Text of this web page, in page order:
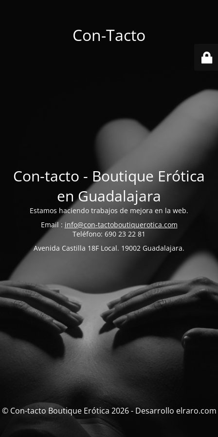
Con-Tacto
Con-tacto - Boutique Erótica
en Guadalajara
Estamos haciendo trabajos de mejora en la web.
Email : info@con-tactoboutiquerotica.com
Teléfono: 690 23 22 81
Avenida Castilla 18F Local. 19002 Guadalajara.
© Con-tacto Boutique Erótica 2026 - Desarrollo elraro.com